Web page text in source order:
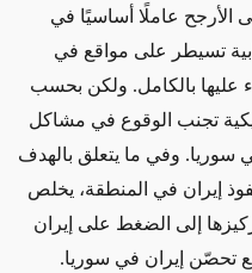
الأرجح عاملًا أساسيًا في
تسيطر على مواقع في
عليها بالكامل. ولكن بحسب
تجنب الوقوع في مشاكل
سوريا. وفي ما يتعلق بالهدف
إيران في المنطقة، يخلص
إلى الضغط على إيران
تحصّن إيران في سوريا.